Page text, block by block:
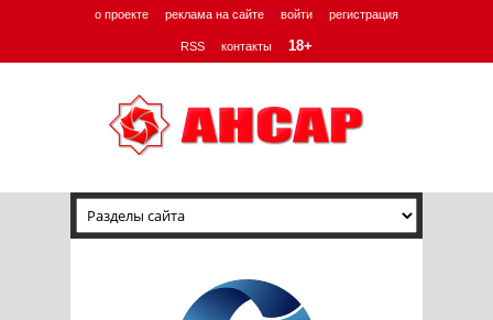
о проекте реклама на сайте войти регистрация
RSS контакты 18+